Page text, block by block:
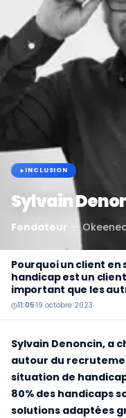
INCLUSION
Sylvain
Fondateur —
Pourquoi un client en
handicap est un
important que les
11:05·19 octobre 2023
Sylvain Denoncin, a
autour du
situation de
80% des handicaps
solutions adaptées